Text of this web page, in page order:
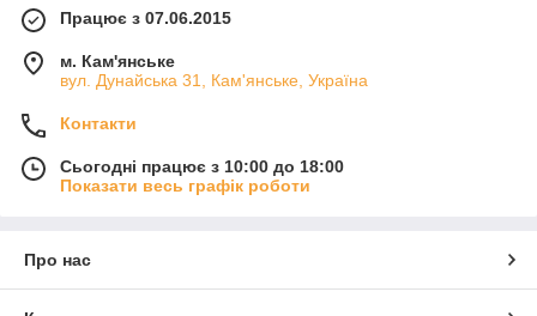
Працює з 07.06.2015
м. Кам'янське
вул. Дунайська 31, Кам'янське, Україна
Контакти
Сьогодні працює з 10:00 до 18:00
Показати весь графік роботи
Про нас